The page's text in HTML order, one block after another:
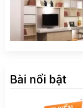
Bài nổi bật